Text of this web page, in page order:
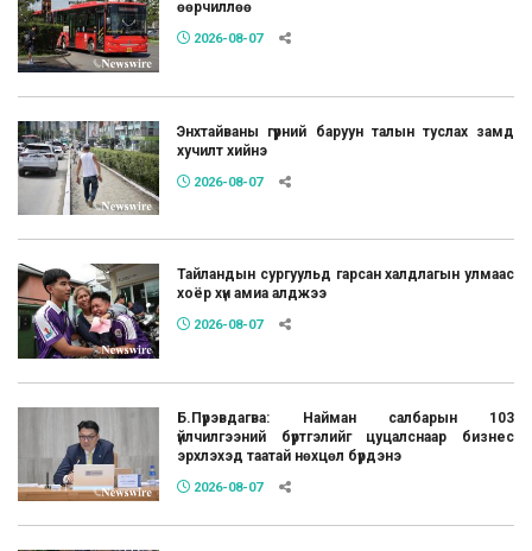
өөрчиллөө
2026-08-07
Энхтайваны гүүрний баруун талын туслах замд
хучилт хийнэ
2026-08-07
Тайландын сургуульд гарсан халдлагын улмаас
хоёр хүн амиа алджээ
2026-08-07
Б.Пүрэвдагва: Найман салбарын 103
үйлчилгээний бүртгэлийг цуцалснаар бизнес
эрхлэхэд таатай нөхцөл бүрдэнэ
2026-08-07